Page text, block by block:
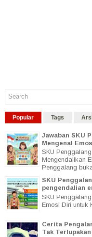
Popular Tags
Jawaban SKU
Mengenal
SKU
Mengendalikan
Penggalang
SKU
pengendalian
SKU
Emosi Diri untuk
Cerita
Tak Terlupakan